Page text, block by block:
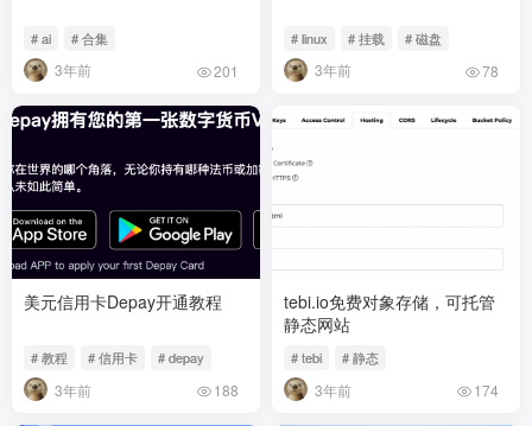
# ai # 合集
3年前 201
# linux # 挂载 # 磁盘
3年前 78
美元信用卡Depay开通教程
# 教程 # 信用卡 # depay
3年前 188
tebi.io免费对象存储，可托管
静态网站
# tebi # 静态
3年前 174